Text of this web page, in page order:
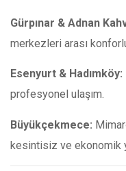
Gürpınar & Adnan
merkezleri arası
Esenyurt & Hadımköy:
profesyonel ulaşım.
Büyükçekmece:
kesintisiz ve ekonomik